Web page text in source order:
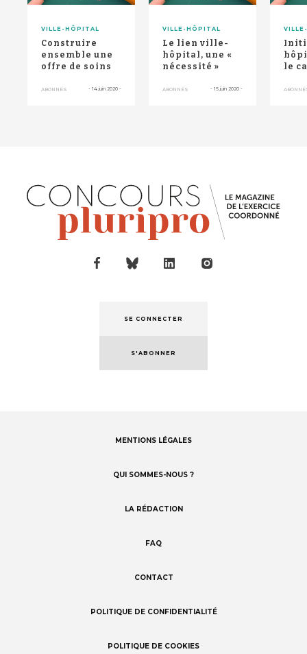
VILLE-HÔPITAL
Construire
ensemble une
offre de soins
ABONNÉS - 14 juin 2020 -
VILLE-HÔPITAL
Le lien ville-
hôpital, une «
nécessité »
ABONNÉS - 15 juin 2020 -
le
SE CONNECTER
S'ABONNER
MENTIONS LÉGALES
QUI SOMMES-NOUS ?
LA RÉDACTION
FAQ
CONTACT
POLITIQUE DE CONFIDENTIALITÉ
POLITIQUE DE COOKIES